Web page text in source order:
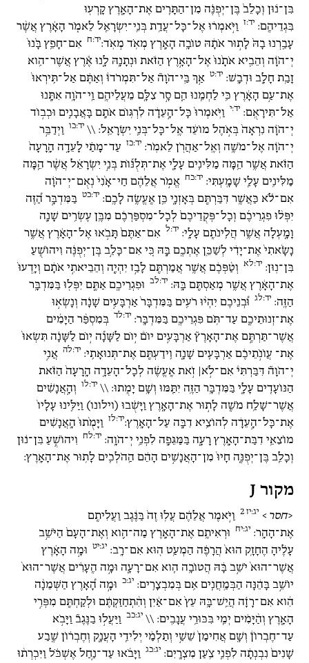
בִּן־נ֗וּן וְכָלֵב֙ בֶּן־יְפֻנֶּ֔ה מִן־הַתָּרִ֖ים אֶת־הָאָ֑רֶץ קָרְע֖וּ
בִּגְדֵיהֶֽם:יד:ז וַיֹּ֣אמְר֔וּ אֶל־כָּל־עֲדַ֥ת בְּנֵֽי־יִשְׂרָאֵ֖ל לֵאמֹ֑ר הָאָ֗רֶץ אֲשֶׁ֨ר
עָבַ֤רְנוּ בָהּ֙ לָת֣וּר אֹתָ֔הּ טוֹבָ֥ה הָאָ֖רֶץ מְאֹ֥ד מְאֹֽד:יד:ח אִם־חָפֵ֥ץ בָּ֙נוּ֙
יְ־הֹוָ֔ה וְהֵבִ֤יא אֹתָ֙נוּ֙ אֶל־הָאָ֣רֶץ הַזֹּ֔את וּנְתָנָ֖הּ לָ֑נוּ אֶ֕רֶץ אֲשֶׁר־הִ֛וא
זָבַ֥ת חָלָ֖ב וּדְבָֽשׁ:יד:ט אַ֣ךְ בַּֽי־הֹוָה֘ אַל־תִּמְרֹדוּ֒ וְאַתֶּ֗ם אַל־תִּֽירְאוּ֙
אֶת־עַ֣ם הָאָ֔רֶץ כִּ֥י לַחְמֵ֖נוּ הֵ֑ם סָ֣ר צִלָּ֧ם מֵעֲלֵיהֶ֛ם וַֽי־הֹוָ֥ה אִתָּ֖נוּ
אַל־תִּירָאֻֽם:יד:י וַיֹּֽאמְרוּ֙ כָּל־הָ֣עֵדָ֔ה לִרְגּ֥וֹם אֹתָ֖ם בָּאֲבָנִ֑ים וּכְב֣וֹד
יְ־הֹוָ֗ה נִרְאָה֙ בְּאֹ֣הֶל מוֹעֵ֔ד אֶֽל־כָּל־בְּנֵ֖י יִשְׂרָאֵֽל: \\יד:כו וַיְדַבֵּ֣ר
יְ־הֹוָ֔ה אֶל־מֹשֶׁ֥ה וְאֶֽל־אַהֲרֹ֖ן לֵאמֹֽר:יד:כז עַד־מָתַ֗י לָעֵדָ֤ה הָֽרָעָה֙
הַזֹּ֔את אֲשֶׁ֛ר הֵ֥מָּה מַלִּינִ֖ים עָלָ֑י אֶת־תְּלֻנּ֞וֹת בְּנֵ֣י יִשְׂרָאֵ֗ל אֲשֶׁ֨ר הֵ֧מָּה
מַלִּינִ֛ים עָלַ֖י שָׁמָֽעְתִּי:יד:כח אֱמֹ֣ר אֲלֵהֶ֗ם חַי־אָ֙נִי֙ נְאֻם־יְ־הֹוָ֔ה
אִם־לֹ֕א כַּאֲשֶׁ֥ר דִּבַּרְתֶּ֖ם בְּאָזְנָ֑י כֵּ֖ן אֶֽעֱשֶׂ֥ה לָכֶֽם:יד:כט בַּמִּדְבָּ֣ר הַ֠זֶּה
יִפְּל֨וּ פִגְרֵיכֶ֜ם וְכָל־פְּקֻדֵיכֶם֙ לְכָל־מִסְפַּרְכֶ֔ם מִבֶּ֛ן עֶשְׂרִ֥ים שָׁנָ֖ה
וָמָ֑עְלָה אֲשֶׁ֥ר הֲלִֽינֹתֶ֖ם עָלָֽי:יד:ל אִם־אַתֶּם֙ תָּבֹ֣אוּ אֶל־הָאָ֔רֶץ אֲשֶׁ֤ר
נָשָׂ֙אתִי֙ אֶת־יָדִ֔י לְשַׁכֵּ֥ן אֶתְכֶ֖ם בָּ֑הּ כִּ֚י אִם־כָּלֵ֣ב בֶּן־יְפֻנֶּ֔ה וִיהוֹשֻׁ֖עַ
בִּן־נֽוּן:יד:לא וְטַ֨פְּכֶ֔ם אֲשֶׁ֥ר אֲמַרְתֶּ֖ם לָבַ֣ז יִהְיֶ֑ה וְהֵבֵיאתִ֣י אֹתָ֔ם וְיָֽדְעוּ֙
אֶת־הָאָ֔רֶץ אֲשֶׁ֥ר מְאַסְתֶּ֖ם בָּֽהּ:יד:לב וּפִגְרֵיכֶ֖ם אַתֶּ֑ם יִפְּל֖וּ בַּמִּדְבָּ֥ר
הַזֶּֽה:יד:לג וּ֠בְנֵיכֶם יִהְי֨וּ רֹעִ֤ים בַּמִּדְבָּר֙ אַרְבָּעִ֣ים שָׁנָ֔ה וְנָשְׂא֣וּ
אֶת־זְנוּתֵיכֶ֑ם עַד־תֹּ֥ם פִּגְרֵיכֶ֖ם בַּמִּדְבָּֽר:יד:לד בְּמִסְפַּ֨ר הַיָּמִ֜ים
אֲשֶׁר־תַּרְתֶּ֣ם אֶת־הָאָרֶץ֘ אַרְבָּעִ֣ים יוֹם֒ י֣וֹם לַשָּׁנָ֞ה י֣וֹם לַשָּׁנָ֗ה תִּשְׂאוּ֙
אֶת־ עֲוֹנֹ֣תֵיכֶ֔ם אַרְבָּעִ֖ים שָׁנָ֑ה וִֽידַעְתֶּ֖ם אֶת־תְּנוּאָתִֽי:יד:לה אֲנִ֣י
יְ־הֹוָה֘ דִּבַּרְתִּי֒ אִם־לֹ֣א׀ זֹ֣את אֶֽעֱשֶׂ֗ה לְכָל־הָעֵדָ֤ה הָֽרָעָה֙ הַזֹּ֔את
הַנּוֹעָדִ֖ים עָלָ֑י בַּמִּדְבָּ֥ר הַזֶּ֛ה יִתַּ֖מּוּ וְשָׁ֥ם יָמֻֽתוּ: \\יד:לו וְהָ֣אֲנָשִׁ֔ים
אֲשֶׁר־שָׁלַ֥ח מֹשֶׁ֖ה לָת֣וּר אֶת־הָאָ֑רֶץ וַיָּשֻׁ֗בוּ (וילונו) וַיַּלִּ֤ינוּ עָלָיו֙
אֶת־כָּל־הָ֣עֵדָ֔ה לְהוֹצִ֥יא דִבָּ֖ה עַל־הָאָֽרֶץ:יד:לז וַיָּמֻ֙תוּ֙ הָֽאֲנָשִׁ֔ים
מוֹצִאֵ֥י דִבַּת־הָאָ֖רֶץ רָעָ֑ה בַּמַּגֵּפָ֖ה לִפְנֵ֥י יְ־הֹוָֽה:יד:לח וִיהוֹשֻׁ֣עַ בִּן־נ֔וּן
וְכָלֵ֖ב בֶּן־יְפֻנֶּ֑ה חָיוּ֙ מִן־הָאֲנָשִׁ֣ים הָהֵ֔ם הַֽהֹלְכִ֖ים לָת֥וּר אֶת־הָאָֽרֶץ:
מקור J
<חסר >יג:יז 2 וַיֹּ֣אמֶר אֲלֵהֶ֗ם עֲל֥וּ זֶה֙ בַּנֶּ֔גֶב וַעֲלִיתֶ֖ם
אֶת־הָהָֽר:יג:יח וּרְאִיתֶ֥ם אֶת־הָאָ֖רֶץ מַה־הִ֑וא וְאֶת־הָעָם֙ הַיֹּשֵׁ֣ב
עָלֶ֔יהָ הֶחָזָ֥ק הוּא֙ הֲרָפֶ֔ה הַמְעַ֥ט ה֖וּא אִם־רָֽב:יג:יט וּמָ֣ה הָאָ֗רֶץ
אֲשֶׁר־הוּא֙ יֹשֵׁ֣ב בָּ֔הּ הֲטוֹבָ֥ה הִ֖וא אִם־רָעָ֑ה וּמָ֣ה הֶֽעָרִ֗ים אֲשֶׁר־הוּא֙
יוֹשֵׁ֣ב בָּהֵ֔נָּה הַבְּמַֽחֲנִ֖ים אִ֥ם בְּמִבְצָרִֽים:יג:כ וּמָ֣ה הָ֠אָרֶץ הַשְּׁמֵנָ֨ה
הִ֜וא אִם־רָזָ֗ה הֲיֵֽשׁ־בָּ֥הּ עֵץ֙ אִם־אַ֔יִן וְהִ֨תְחַזַּקְתֶּ֔ם וּלְקַחְתֶּ֖ם מִפְּרִ֣י
הָאָ֑רֶץ וְהַ֨יָּמִ֔ים יְמֵ֖י בִּכּוּרֵ֥י עֲנָבִֽים: \\יג:כב וַיַּעֲל֣וּ בַנֶּגֶב֘ וַיָּבֹ֣א
עַד־חֶבְרוֹן֒ וְשָׁ֤ם אֲחִימַן֙ שֵׁשַׁ֣י וְתַלְמַ֔י יְלִידֵ֖י הָעֲנָ֑ק וְחֶבְר֗וֹן שֶׁ֤בַע
שָׁנִים֙ נִבְנְתָ֔ה לִפְנֵ֖י צֹ֥עַן מִצְרָֽיִם:יג:כג וַיָּבֹ֜אוּ עַד־נַ֣חַל אֶשְׁכֹּ֗ל וַיִּכְרְת֨וּ